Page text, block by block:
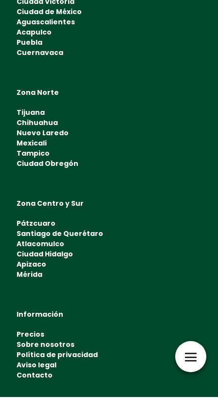
Ciudad de México
Aguascalientes
Acapulco
Puebla
Cuernavaca
Zona Norte
Tijuana
Chihuahua
Nuevo Laredo
Mexicali
Tampico
Ciudad Obregón
Zona Centro y Sur
Pátzcuaro
Santiago de Querétaro
Atlacomulco
Ciudad Hidalgo
Apizaco
Mérida
Información
Precios
Sobre nosotros
Política de privacidad
Aviso legal
Contacto